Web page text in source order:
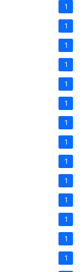
1
1
1
1
1
1
1
1
1
1
1
1
1
1